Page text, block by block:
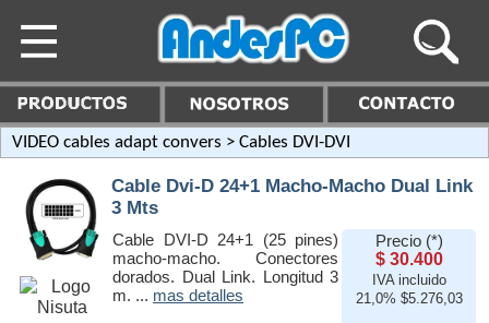
VIDEO cables adapt convers > Cables DVI-DVI
Cable Dvi-D 24+1 Macho-Macho Dual Link
3 Mts
Cable DVI-D 24+1 (25 pines)
macho-macho. Conectores
dorados. Dual Link. Longitud 3
m. ... mas detalles
Precio (*)
$ 30.400
IVA incluido
21,0% $5.276,03